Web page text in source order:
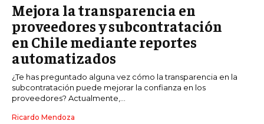
Mejora la transparencia en
proveedores y subcontratación
en Chile mediante reportes
automatizados
¿Te has preguntado alguna vez cómo la transparencia en la
subcontratación puede mejorar la confianza en los
proveedores? Actualmente,...
Ricardo Mendoza